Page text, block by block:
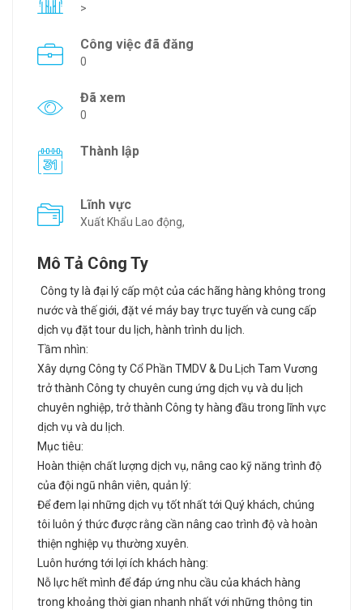
>
Công việc đã đăng
0
Đã xem
0
Thành lập
Lĩnh vực
Xuất Khẩu Lao động,
Mô Tả Công Ty
Công ty là đại lý cấp một của các hãng hàng không trong
nước và thế giới, đặt vé máy bay trực tuyến và cung cấp
dịch vụ đặt tour du lịch, hành trình du lịch.
Tầm nhìn:
Xây dựng Công ty Cổ Phần TMDV & Du Lịch Tam Vương
trở thành Công ty chuyên cung ứng dịch vụ và du lịch
chuyên nghiệp, trở thành Công ty hàng đầu trong lĩnh vực
dịch vụ và du lịch.
Mục tiêu:
Hoàn thiện chất lượng dịch vụ, nâng cao kỹ năng trình độ
của đội ngũ nhân viên, quản lý:
Để đem lại những dịch vụ tốt nhất tới Quý khách, chúng
tôi luôn ý thức được rằng cần nâng cao trình độ và hoàn
thiện nghiệp vụ thường xuyên.
Luôn hướng tới lợi ích khách hàng:
Nỗ lực hết mình để đáp ứng nhu cầu của khách hàng
trong khoảng thời gian nhanh nhất với những thông tin